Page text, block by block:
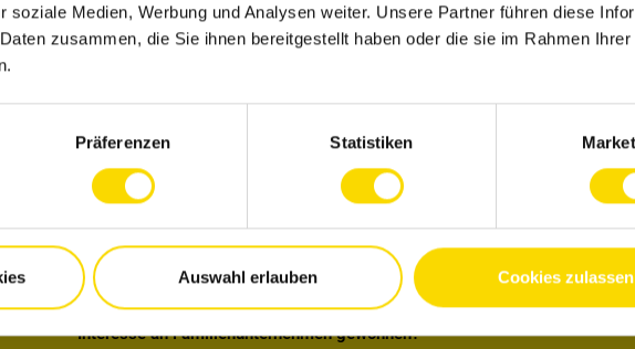
soziale Medien, Werbung und Analysen weiter. Unsere Partner führen diese
zusammen, die Sie ihnen bereitgestellt haben oder die sie im Rahmen
Präferenzen Statistiken
Auswahl erlauben Cookies zulassen
Daher ist unsere
Beständigkeit und nachhaltiges
ist uns ebenso wichtig wie offene
Sie unsere Vielfalt und machen
in unserem Unternehmen.
an info@zto-zerspanungstechnik.de
Interesse an Familienunternehmen gewonnen?